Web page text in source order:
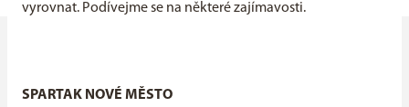
vyrovnat. Podívejme se na některé zajímavosti.
SPARTAK NOVÉ MĚSTO